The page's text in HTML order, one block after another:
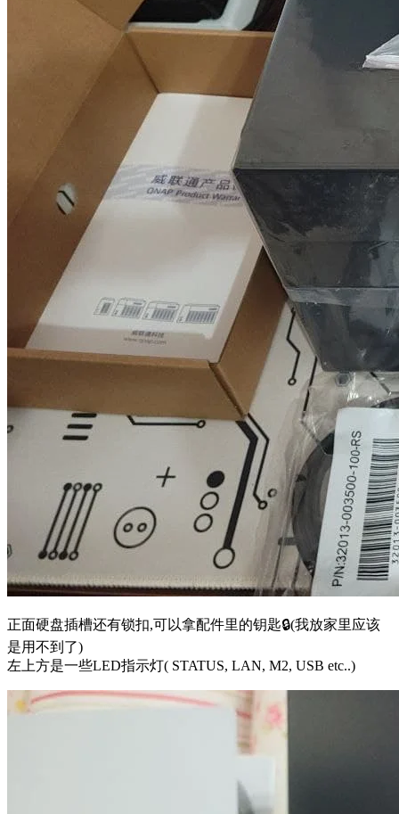
正面硬盘插槽还有锁扣,可以拿配件里的钥匙🔒(我放家里应该
是用不到了)
左上方是一些LED指示灯( STATUS, LAN, M2, USB etc..)